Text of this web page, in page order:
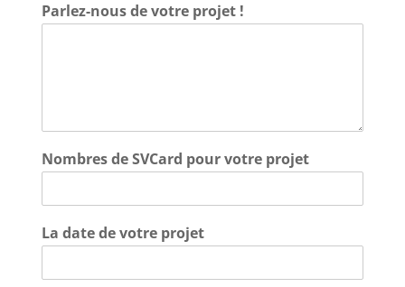
Parlez-nous de votre projet !
Nombres de SVCard pour votre projet
La date de votre projet